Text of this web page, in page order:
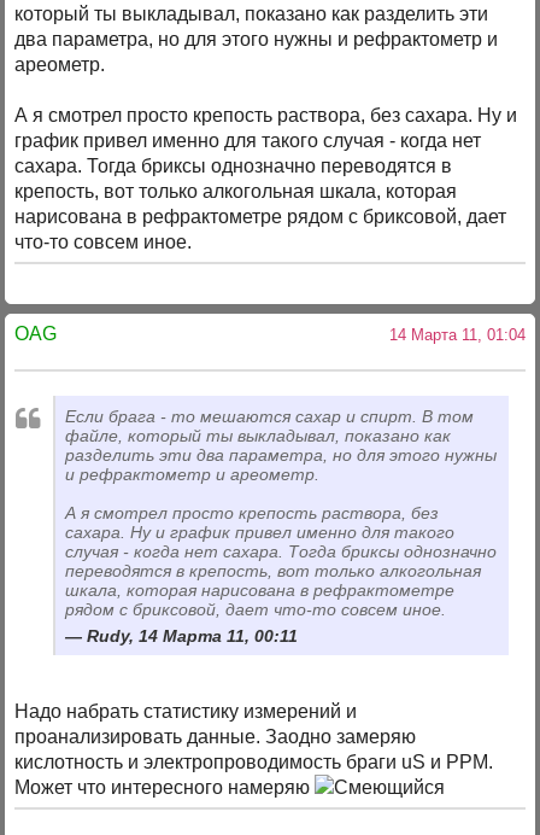
который ты выкладывал, показано как разделить эти
два параметра, но для этого нужны и рефрактометр и
ареометр.
А я смотрел просто крепость раствора, без сахара. Ну и
график привел именно для такого случая - когда нет
сахара. Тогда бриксы однозначно переводятся в
крепость, вот только алкогольная шкала, которая
нарисована в рефрактометре рядом с бриксовой, дает
что-то совсем иное.
OAG 14 Марта 11, 01:04
Если брага - то мешаются сахар и спирт. В том
файле, который ты выкладывал, показано как
разделить эти два параметра, но для этого нужны
и рефрактометр и ареометр.
А я смотрел просто крепость раствора, без
сахара. Ну и график привел именно для такого
случая - когда нет сахара. Тогда бриксы однозначно
переводятся в крепость, вот только алкогольная
шкала, которая нарисована в рефрактометре
рядом с бриксовой, дает что-то совсем иное.
Rudy, 14 Марта 11, 00:11
Надо набрать статистику измерений и
проанализировать данные. Заодно замеряю
кислотность и электропроводимость браги uS и PPM.
Может что интересного намеряю